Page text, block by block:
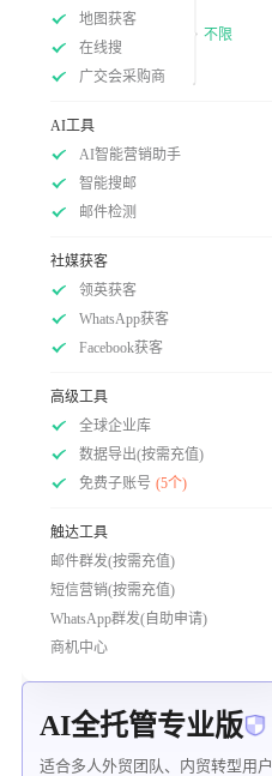
地图获客
在线搜
广交会采购商
不限
AI工具
AI智能营销助手
智能搜邮
邮件检测
社媒获客
领英获客
WhatsApp获客
Facebook获客
高级工具
全球企业库
数据导出(按需充值)
免费子账号 (5个)
触达工具
邮件群发(按需充值)
短信营销(按需充值)
WhatsApp群发(自助申请)
商机中心
AI全托管专业版
适合多人外贸团队、内贸转型用户